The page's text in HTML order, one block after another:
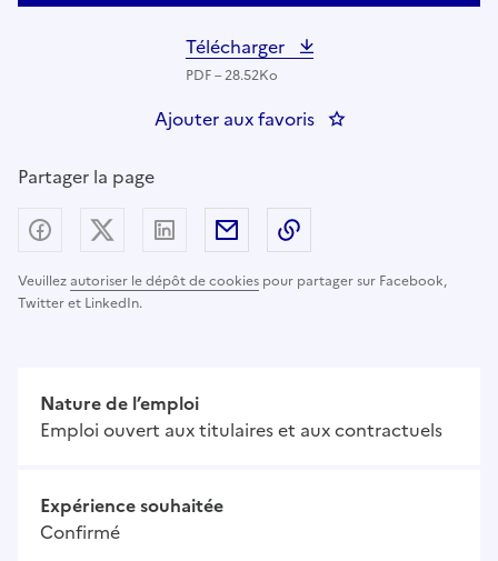
Télécharger
PDF – 28.52Ko
Ajouter aux favoris : DGT-POLSOC4-
Partager la page
Veuillezautoriser le dépôt de cookies pour partager sur Facebook,
Twitter et LinkedIn.
Partager sur Facebook
Partager sur X (anciennement Twitter) -
Partager sur LinkedIn
Partager par email
Nature de l’emploi
Emploi ouvert aux titulaires et aux contractuels
Expérience souhaitée
Confirmé